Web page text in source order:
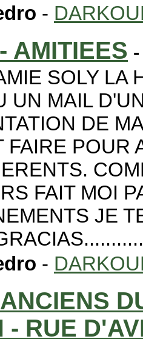
-
AMITIEES
SOLY LA
UN MAIL
DE
FAIRE POUR
FAIT MOI
JE
-
- RUE